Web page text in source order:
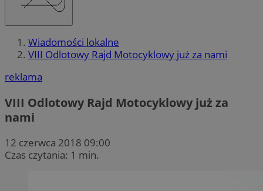
Wiadomości lokalne
VIII Odlotowy Rajd Motocyklowy już za nami
reklama
VIII Odlotowy Rajd Motocyklowy już za
nami
12 czerwca 2018 09:00
Czas czytania: 1 min.